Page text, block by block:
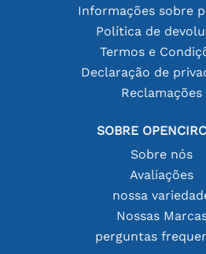
Informações sobre
Política de
Termos e
Declaração de
Reclamações
SOBRE
Sobre nós
Avaliações
nossa
Nossas
perguntas